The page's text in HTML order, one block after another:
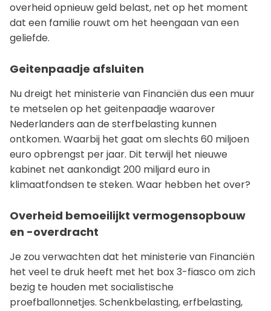
overheid opnieuw geld belast, net op het moment
dat een familie rouwt om het heengaan van een
geliefde.
Geitenpaadje afsluiten
Nu dreigt het ministerie van Financiën dus een muur
te metselen op het geitenpaadje waarover
Nederlanders aan de sterfbelasting kunnen
ontkomen. Waarbij het gaat om slechts 60 miljoen
euro opbrengst per jaar. Dit terwijl het nieuwe
kabinet net aankondigt 200 miljard euro in
klimaatfondsen te steken. Waar hebben het over?
Overheid bemoeilijkt vermogensopbouw
en -overdracht
Je zou verwachten dat het ministerie van Financiën
het veel te druk heeft met het box 3-fiasco om zich
bezig te houden met socialistische
proefballonnetjes. Schenkbelasting, erfbelasting,